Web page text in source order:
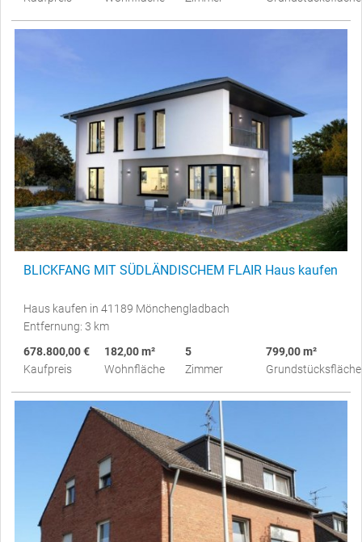
BLICKFANG MIT SÜDLÄNDISCHEM FLAIR Haus kaufen
Haus kaufen in 41189 Mönchengladbach
Entfernung: 3 km
678.800,00 €
Kaufpreis
182,00 m²
Wohnfläche
5
Zimmer
799,00 m²
Grundstücksfläche